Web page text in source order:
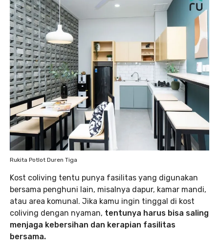
Rukita Potlot Duren Tiga
Kost coliving tentu punya fasilitas yang digunakan
bersama penghuni lain, misalnya dapur, kamar mandi,
atau area komunal. Jika kamu ingin tinggal di kost
coliving dengan nyaman, tentunya harus bisa saling
menjaga kebersihan dan kerapian fasilitas
bersama.